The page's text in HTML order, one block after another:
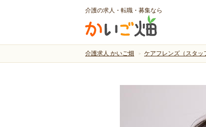
介護の求人・転職・募集なら
介護求人 かいご畑 ケアフレンズ（スタッ